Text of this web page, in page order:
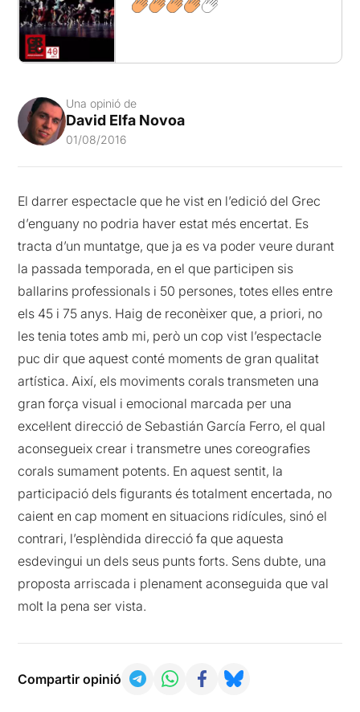
Una opinió de
David Elfa Novoa
01/08/2016
El darrer espectacle que he vist en l’edició del Grec
d’enguany no podria haver estat més encertat. Es
tracta d’un muntatge, que ja es va poder veure durant
la passada temporada, en el que participen sis
ballarins professionals i 50 persones, totes elles entre
els 45 i 75 anys. Haig de reconèixer que, a priori, no
les tenia totes amb mi, però un cop vist l’espectacle
puc dir que aquest conté moments de gran qualitat
artística. Així, els moviments corals transmeten una
gran força visual i emocional marcada per una
excel·lent direcció de Sebastián García Ferro, el qual
aconsegueix crear i transmetre unes coreografies
corals sumament potents. En aquest sentit, la
participació dels figurants és totalment encertada, no
caient en cap moment en situacions ridícules, sinó el
contrari, l’esplèndida direcció fa que aquesta
esdevingui un dels seus punts forts. Sens dubte, una
proposta arriscada i plenament aconseguida que val
molt la pena ser vista.
Compartir opinió